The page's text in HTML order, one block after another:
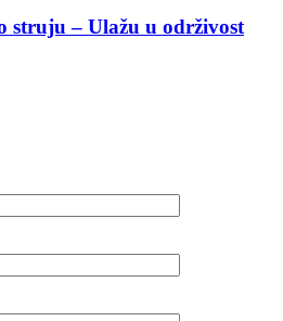
struju – Ulažu u održivost